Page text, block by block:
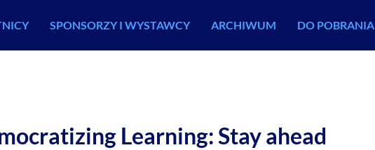
SPONSORZY I WYSTAWCY ARCHIWUM DO POBRANIA
Learning: Stay ahead